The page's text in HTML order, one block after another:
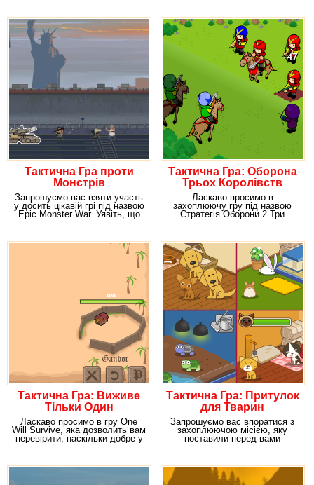
Тактична Гра проти
Монстрів
Запрошуємо вас взяти участь
у досить цікавій грі під назвою
Epic Monster War. Уявіть, що
Тактична Гра: Оборона
Трьох Королівств
Ласкаво просимо в
захоплюючу гру під назвою
Стратегія Оборони 2 Три
Тактична Гра: Виживе
Тільки Один
Ласкаво просимо в гру One
Will Survive, яка дозволить вам
перевірити, наскільки добре у
Тактична Гра: Притулок
для Тварин
Запрошуємо вас впоратися з
захоплюючою місією, яку
поставили перед вами